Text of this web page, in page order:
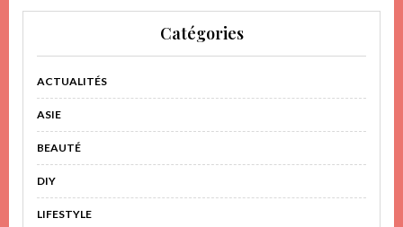
Catégories
ACTUALITÉS
ASIE
BEAUTÉ
DIY
LIFESTYLE